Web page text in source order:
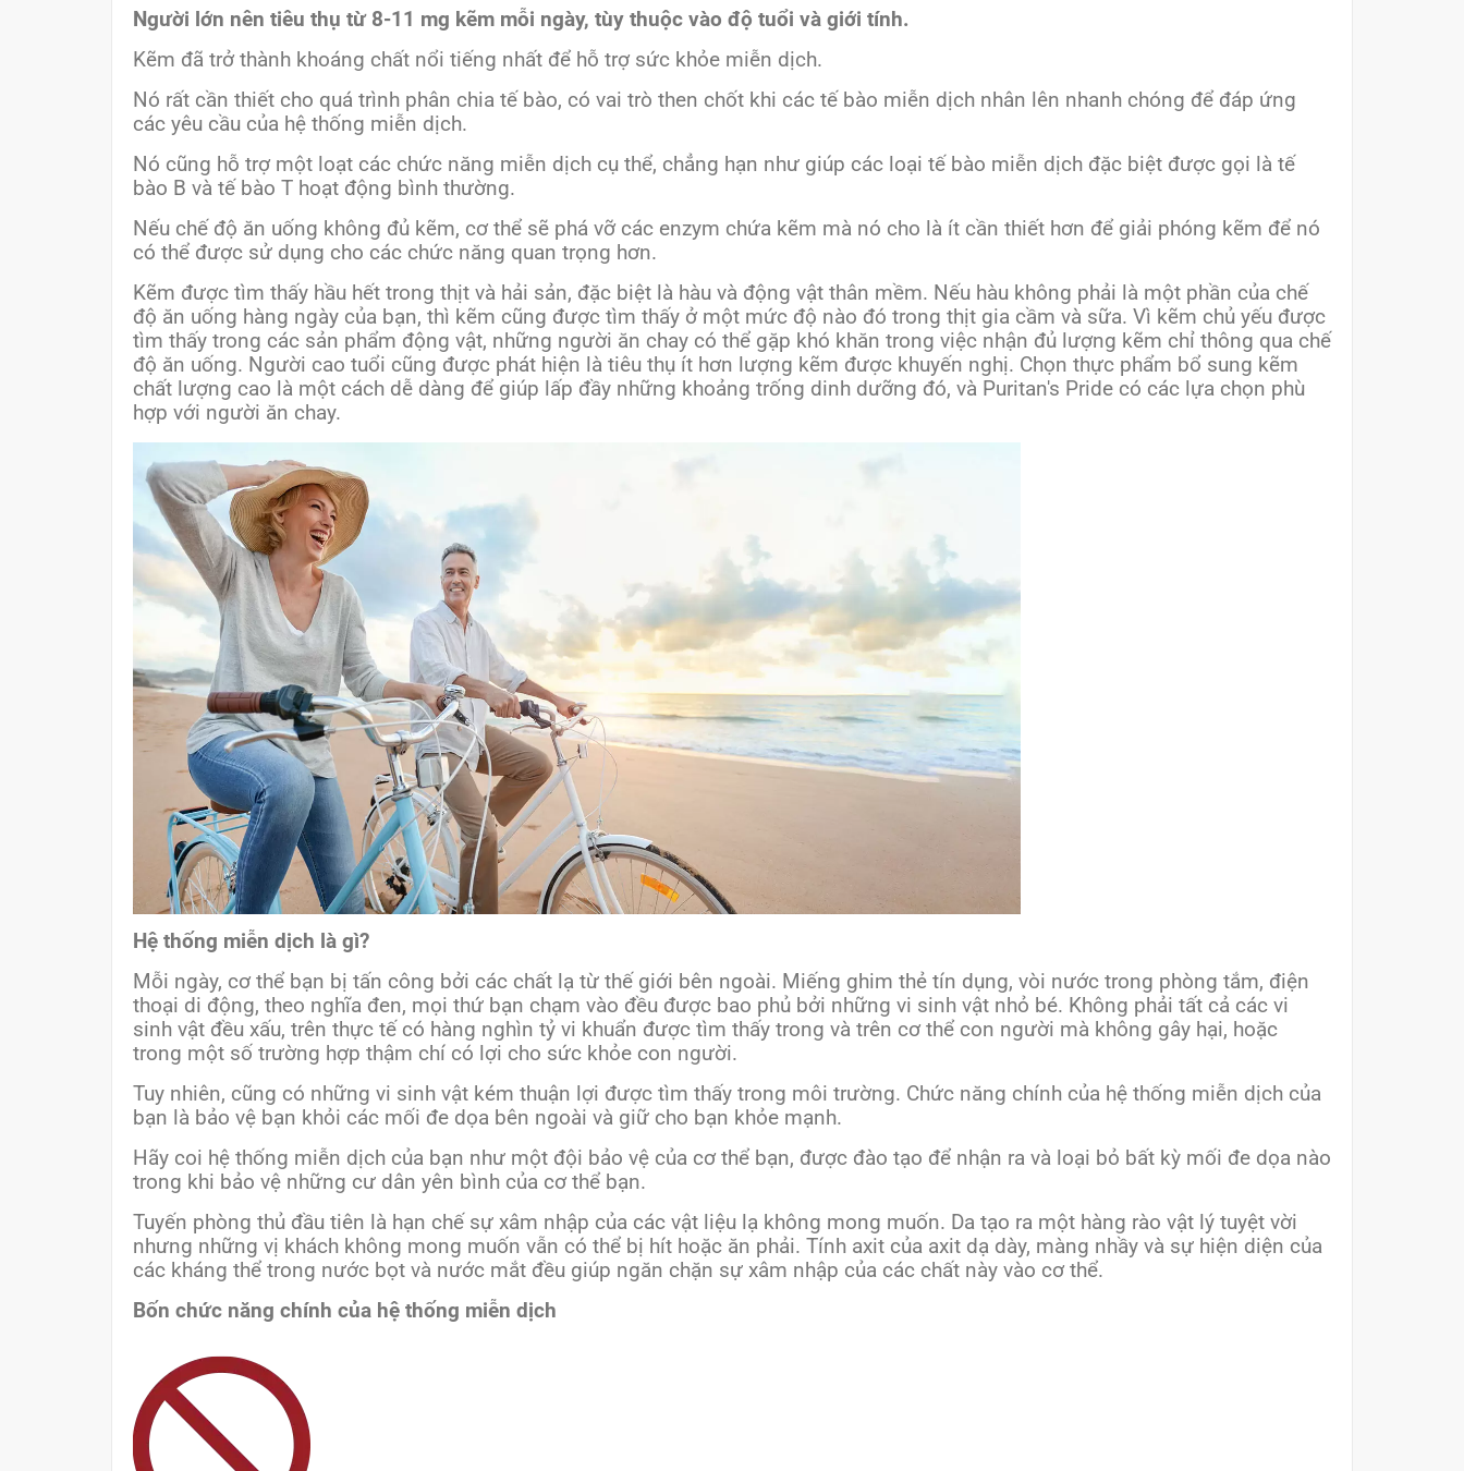
Người lớn nên tiêu thụ từ 8-11 mg kẽm mỗi ngày, tùy thuộc vào độ tuổi và giới tính.
Kẽm đã trở thành khoáng chất nổi tiếng nhất để hỗ trợ sức khỏe miễn dịch.
Nó rất cần thiết cho quá trình phân chia tế bào, có vai trò then chốt khi các tế bào miễn dịch nhân lên nhanh chóng để đáp ứng
các yêu cầu của hệ thống miễn dịch.
Nó cũng hỗ trợ một loạt các chức năng miễn dịch cụ thể, chẳng hạn như giúp các loại tế bào miễn dịch đặc biệt được gọi là tế
bào B và tế bào T hoạt động bình thường.
Nếu chế độ ăn uống không đủ kẽm, cơ thể sẽ phá vỡ các enzym chứa kẽm mà nó cho là ít cần thiết hơn để giải phóng kẽm để nó
có thể được sử dụng cho các chức năng quan trọng hơn.
Kẽm được tìm thấy hầu hết trong thịt và hải sản, đặc biệt là hàu và động vật thân mềm. Nếu hàu không phải là một phần của chế
độ ăn uống hàng ngày của bạn, thì kẽm cũng được tìm thấy ở một mức độ nào đó trong thịt gia cầm và sữa. Vì kẽm chủ yếu được
tìm thấy trong các sản phẩm động vật, những người ăn chay có thể gặp khó khăn trong việc nhận đủ lượng kẽm chỉ thông qua chế
độ ăn uống. Người cao tuổi cũng được phát hiện là tiêu thụ ít hơn lượng kẽm được khuyến nghị. Chọn thực phẩm bổ sung kẽm
chất lượng cao là một cách dễ dàng để giúp lấp đầy những khoảng trống dinh dưỡng đó, và Puritan's Pride có các lựa chọn phù
hợp với người ăn chay.
Hệ thống miễn dịch là gì?
Mỗi ngày, cơ thể bạn bị tấn công bởi các chất lạ từ thế giới bên ngoài. Miếng ghim thẻ tín dụng, vòi nước trong phòng tắm, điện
thoại di động, theo nghĩa đen, mọi thứ bạn chạm vào đều được bao phủ bởi những vi sinh vật nhỏ bé. Không phải tất cả các vi
sinh vật đều xấu, trên thực tế có hàng nghìn tỷ vi khuẩn được tìm thấy trong và trên cơ thể con người mà không gây hại, hoặc
trong một số trường hợp thậm chí có lợi cho sức khỏe con người.
Tuy nhiên, cũng có những vi sinh vật kém thuận lợi được tìm thấy trong môi trường. Chức năng chính của hệ thống miễn dịch của
bạn là bảo vệ bạn khỏi các mối đe dọa bên ngoài và giữ cho bạn khỏe mạnh.
Hãy coi hệ thống miễn dịch của bạn như một đội bảo vệ của cơ thể bạn, được đào tạo để nhận ra và loại bỏ bất kỳ mối đe dọa nào
trong khi bảo vệ những cư dân yên bình của cơ thể bạn.
Tuyến phòng thủ đầu tiên là hạn chế sự xâm nhập của các vật liệu lạ không mong muốn. Da tạo ra một hàng rào vật lý tuyệt vời
nhưng những vị khách không mong muốn vẫn có thể bị hít hoặc ăn phải. Tính axit của axit dạ dày, màng nhầy và sự hiện diện của
các kháng thể trong nước bọt và nước mắt đều giúp ngăn chặn sự xâm nhập của các chất này vào cơ thể.
Bốn chức năng chính của hệ thống miễn dịch